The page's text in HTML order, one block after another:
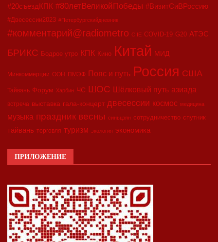
#20съездКПК #80летВеликойПобеды #ВизитСиВРоссию
#Двесессии2023 #Петербургскийдневник
#комментарий@radiometro CIIE COVID-19 G20 АТЭС
БРИКС Бодрое утро КПК Кино Китай МИД
Минкоммерции ООН ПМЭФ Пояс и путь Россия США
Тайвань Форум Харбин ЧС ШОС Шёлковый путь азиада
встреча выставка гала-концерт двесессии космос медицина
музыка праздник весны синьцзян сотрудничество спутник
тайвань торговля туризм экология экономика
ПРИЛОЖЕНИЕ